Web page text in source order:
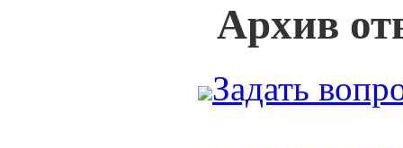
Архив
Задать